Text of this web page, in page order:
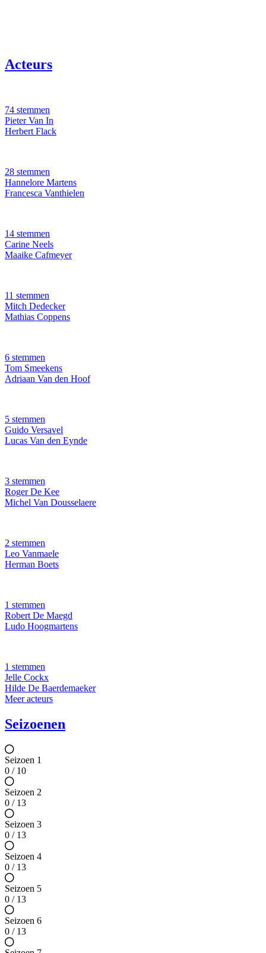
Acteurs
74 stemmen
Pieter Van In
Herbert Flack
28 stemmen
Hannelore Martens
Francesca Vanthielen
14 stemmen
Carine Neels
Maaike Cafmeyer
11 stemmen
Mitch Dedecker
Mathias Coppens
6 stemmen
Tom Smeekens
Adriaan Van den Hoof
5 stemmen
Guido Versavel
Lucas Van den Eynde
3 stemmen
Roger De Kee
Michel Van Dousselaere
2 stemmen
Leo Vanmaele
Herman Boets
1 stemmen
Robert De Maegd
Ludo Hoogmartens
1 stemmen
Jelle Cockx
Hilde De Baerdemaeker
Meer acteurs
Seizoenen
Seizoen 1
0 / 10
Seizoen 2
0 / 13
Seizoen 3
0 / 13
Seizoen 4
0 / 13
Seizoen 5
0 / 13
Seizoen 6
0 / 13